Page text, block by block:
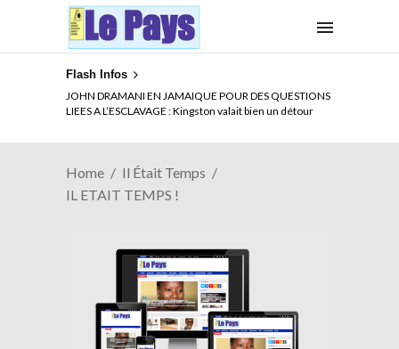
Flash Infos
JOHN DRAMANI EN JAMAIQUE POUR DES QUESTIONS
LIEES A L’ESCLAVAGE : Kingston valait bien un détour
Home
Il Était Temps
IL ETAIT TEMPS !